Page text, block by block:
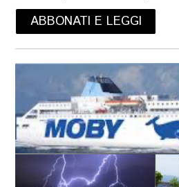
ABBONATI E LEGGI